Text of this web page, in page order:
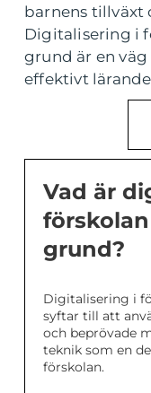
barnens tillväxt
Digitalisering i
grund är en
effektivt
Vad är
grund?
Digitalisering i
syftar till att
och beprövade
teknik som en
förskolan.